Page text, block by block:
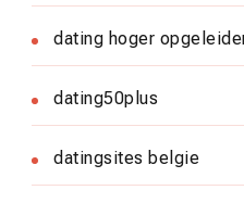
dating hoger
dating50plus
datingsites belgie